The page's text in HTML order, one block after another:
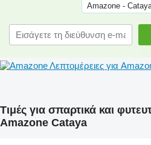
Amazone -
Λεπτομέρειες για
Τιμές για σπαρτικά και
Amazone Cataya